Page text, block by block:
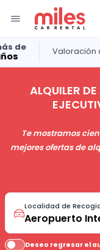
Valoración de4.8sobre
ALQUILER
Te mostramos
mejores ofertas de
Localidad de
Deseo regresar el